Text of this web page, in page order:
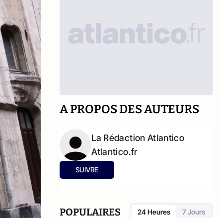
A PROPOS DES AUTEURS
La Rédaction Atlantico
Atlantico.fr
SUIVRE
POPULAIRES 24 Heures 7 Jours